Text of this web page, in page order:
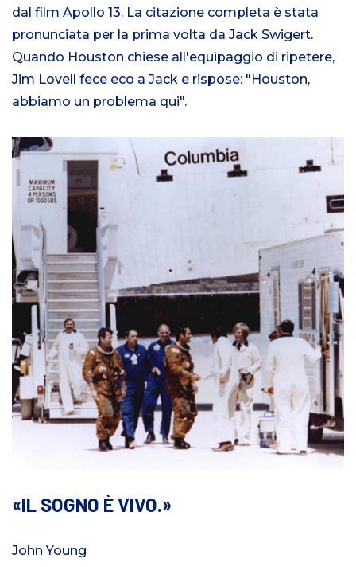
dal film Apollo 13. La citazione completa è stata
pronunciata per la prima volta da Jack Swigert.
Quando Houston chiese all'equipaggio di ripetere,
Jim Lovell fece eco a Jack e rispose: "Houston,
abbiamo un problema qui".
IL SOGNO È VIVO.
John Young